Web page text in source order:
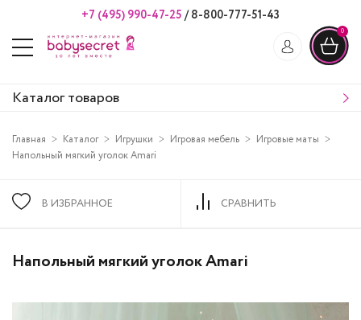
+7 (495) 990-47-25 /8-800-777-51-43
0
Каталог товаров
Главная Каталог Игрушки Игровая мебель
Игровые маты
Напольный мягкий уголок Amari
В ИЗБРАННОЕ СРАВНИТЬ
Напольный мягкий уголок Amari